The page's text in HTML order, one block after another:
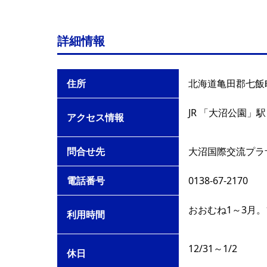
詳細情報
住所 北海道亀田郡七
アクセス情報 JR 「大沼公園」
問合せ先 大沼国際交流プラ
電話番号 0138-67-2170
利用時間 おおむね1～3月
休日 12/31～1/2